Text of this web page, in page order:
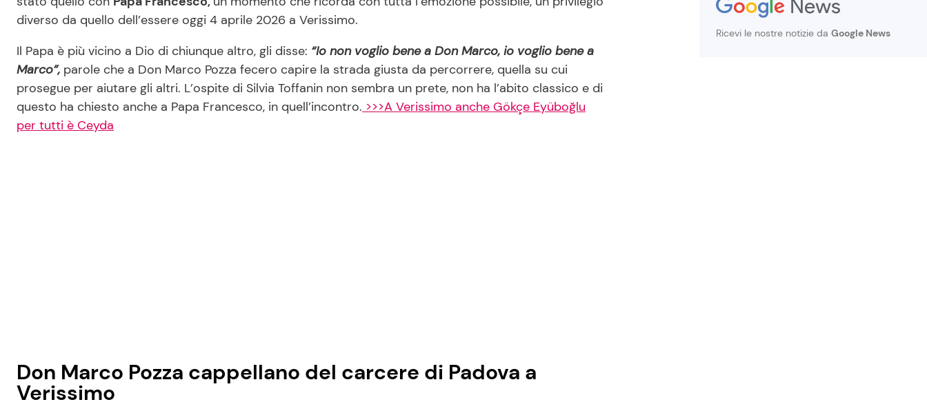
diverso da quello dell’essere oggi 4 aprile 2026 a Verissimo.
Il Papa è più vicino a Dio di chiunque altro, gli disse: “Io non voglio bene a Don Marco, io voglio bene a
Marco”, parole che a Don Marco Pozza fecero capire la strada giusta da percorrere, quella su cui
prosegue per aiutare gli altri. L’ospite di Silvia Toffanin non sembra un prete, non ha l’abito classico e di
questo ha chiesto anche a Papa Francesco, in quell’incontro. >>>A Verissimo anche Gökçe Eyüboğlu
per tutti è Ceyda
Don Marco Pozza cappellano del carcere di Padova a
Verissimo
Ricevi le nostre notizie da Google News